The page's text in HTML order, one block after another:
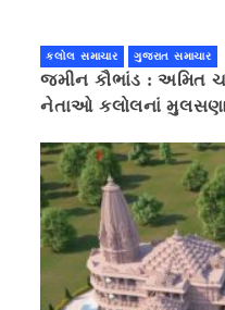
કલોલ સમાચાર ગુજરાત સમાચાર
જમીન કૌભાંડ : અમિત
નેતાઓ કલોલનાં